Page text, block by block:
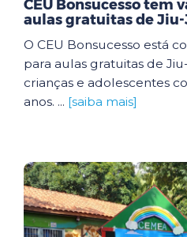
CEU Bonsucesso tem
aulas gratuitas de
O CEU Bonsucesso está
para aulas gratuitas de
crianças e adolescentes
anos. ... [saiba mais]